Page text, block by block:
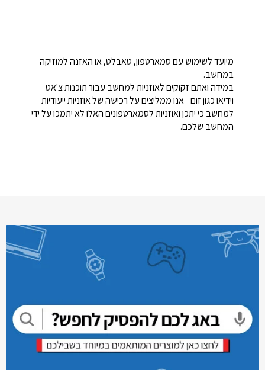
מיועד לשימוש עם סמארטפון, טאבלט, או האזנה למוזיקה
במחשב.
במידה ואתם זקוקים לאוזניות למחשב עבור תוכנות צ'אט
וידיאו כגון זום - אנו ממליצים על רכישה של אוזניות ייעודיות
למחשב כי יתכן ואוזניות לסמארטפונים האלו לא יתמכו על ידי
המחשב שלכם.